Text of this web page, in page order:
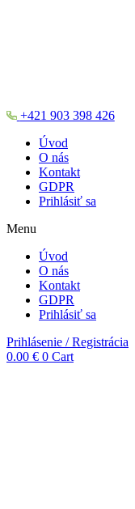
+421 903 398 426
Úvod
O nás
Kontakt
GDPR
Prihlásiť sa
Menu
Úvod
O nás
Kontakt
GDPR
Prihlásiť sa
Prihlásenie / Registrácia
0.00 € 0 Cart